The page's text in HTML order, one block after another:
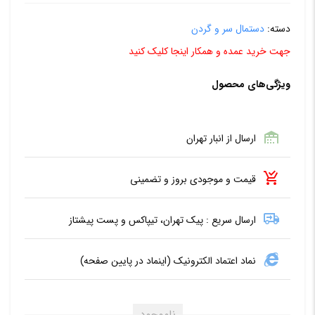
دسته: دستمال سر و گردن
جهت خرید عمده و همکار اینجا کلیک کنید
ویژگی‌های محصول
ارسال از انبار تهران
قیمت و موجودی بروز و تضمینی
ارسال سریع : پیک تهران، تیپاکس و پست پیشتاز
نماد اعتماد الکترونیک (اینماد در پایین صفحه)